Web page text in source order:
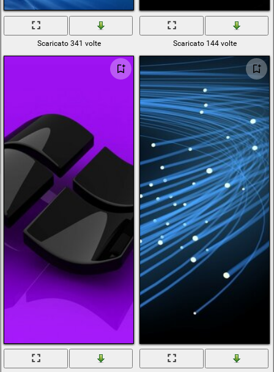
Scaricato 341 volte Scaricato 144 volte